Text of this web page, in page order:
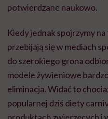
potwierdzane naukowo.
Kiedy jednak spojrzymy
przebijają się w mediach
do szerokiego grona
modele żywieniowe
eliminacja. Widać to
popularnej dziś diety
produktach zwierzęcych i